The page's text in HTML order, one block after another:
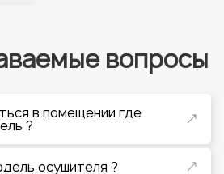
вопросы
в помещении где
?
осушителя ?